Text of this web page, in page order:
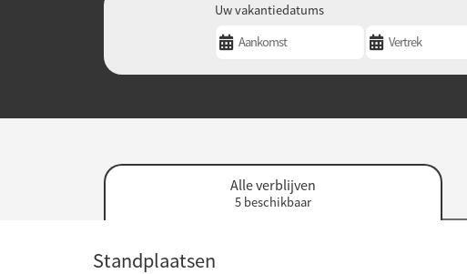
Uw vakantiedatums
Alle verblijven
5 beschikbaar
Standplaatsen